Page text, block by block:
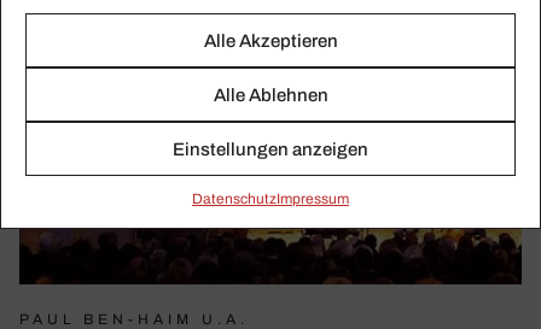
Alle Akzeptieren
Alle Ablehnen
Einstellungen anzeigen
Daten­schutzImpressum
PAUL BEN-HAIM U.A.